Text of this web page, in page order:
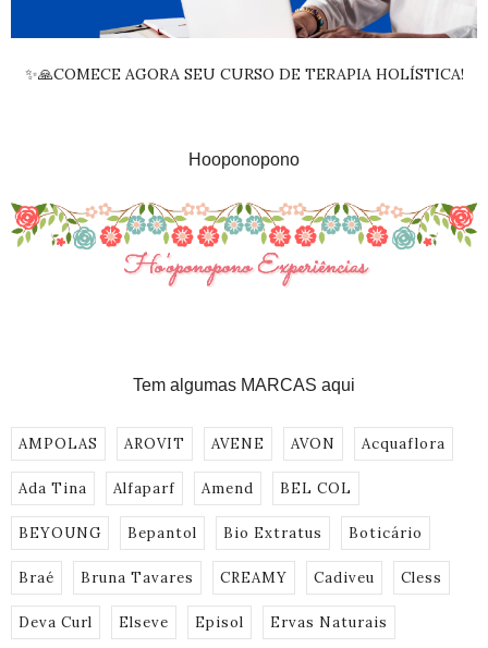
✨🙏COMECE AGORA SEU CURSO DE TERAPIA HOLÍSTICA!
Hooponopono
Tem algumas MARCAS aqui
AMPOLAS AROVIT AVENE AVON Acquaflora
Ada Tina Alfaparf Amend BEL COL
BEYOUNG Bepantol Bio Extratus Boticário
Braé Bruna Tavares CREAMY Cadiveu Cless
Deva Curl Elseve Episol Ervas Naturais